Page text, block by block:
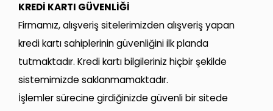
KREDİ KARTI GÜVENLİĞİ
Firmamız, alışveriş sitelerimizden alışveriş yapan
kredi kartı sahiplerinin güvenliğini ilk planda
tutmaktadır. Kredi kartı bilgileriniz hiçbir şekilde
sistemimizde saklanmamaktadır.
İşlemler sürecine girdiğinizde güvenli bir sitede